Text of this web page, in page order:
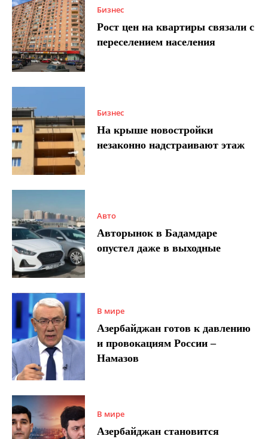
Бизнес
Рост цен на квартиры связали с
переселением населения
Бизнес
На крыше новостройки
незаконно надстраивают этаж
Авто
Авторынок в Бадамдаре
опустел даже в выходные
В мире
Азербайджан готов к давлению
и провокациям России –
Намазов
В мире
Азербайджан становится